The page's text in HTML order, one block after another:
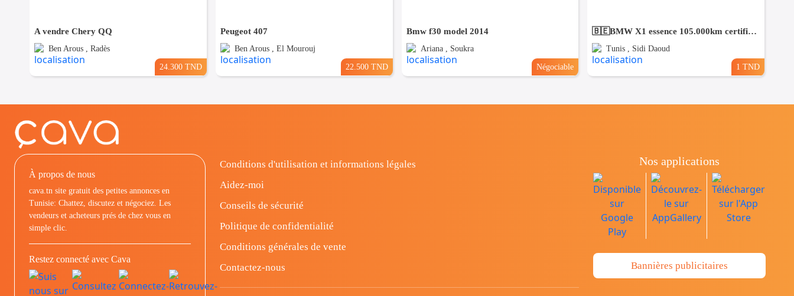
A vendre Chery QQ
Ben Arous , Radès
24.300 TND
Peugeot 407
Ben Arous , El Mourouj
22.500 TND
Bmw f30 model 2014
Ariana , Soukra
Négociable
🇧🇪BMW X1 essence 105.000km certifiées🇩🇪 1ere main / entretien chez BMW charguia
Tunis , Sidi Daoud
1 TND
À propos de nous
cava.tn site gratuit des petites annonces en
Tunisie: Chattez, discutez et négociez. Les
vendeurs et acheteurs prés de chez vous en
simple clic.
Restez connecté avec Cava
Conditions d'utilisation et informations légales
Aidez-moi
Conseils de sécurité
Politique de confidentialité
Conditions générales de vente
Contactez-nous
Nos applications
Bannières publicitaires